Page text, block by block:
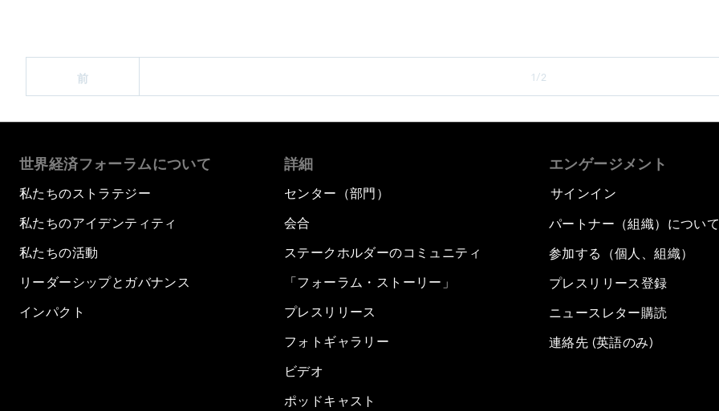
前 1/2
世界経済フォーラムについて
私たちのストラテジー
私たちのアイデンティティ
私たちの活動
リーダーシップとガバナンス
インパクト
詳細
センター（部門）
会合
ステークホルダーのコミュニティ
「フォーラム・ストーリー」
プレスリリース
フォトギャラリー
ビデオ
ポッドキャスト
エンゲージメント
サインイン
パートナー（組織）について
参加する（個人、組織）
プレスリリース登録
ニュースレター購読
連絡先 (英語のみ)